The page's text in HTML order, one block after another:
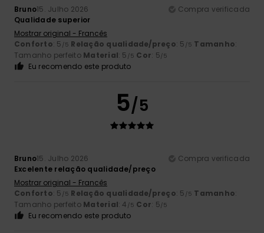
Bruno15. Julho 2026
Compra verificada
Qualidade superior
Mostrar original - Francês
Conforto: 5 /5 Relação qualidade/preço: 5 /5 Tamanho:
Tamanho perfeito Material: 5 /5 Cor: 5/5
Eu recomendo este produto
5/5
Bruno15. Julho 2026
Compra verificada
Excelente relação qualidade/preço
Mostrar original - Francês
Conforto: 5 /5 Relação qualidade/preço: 5 /5 Tamanho:
Tamanho perfeito Material: 4 /5 Cor: 5/5
Eu recomendo este produto